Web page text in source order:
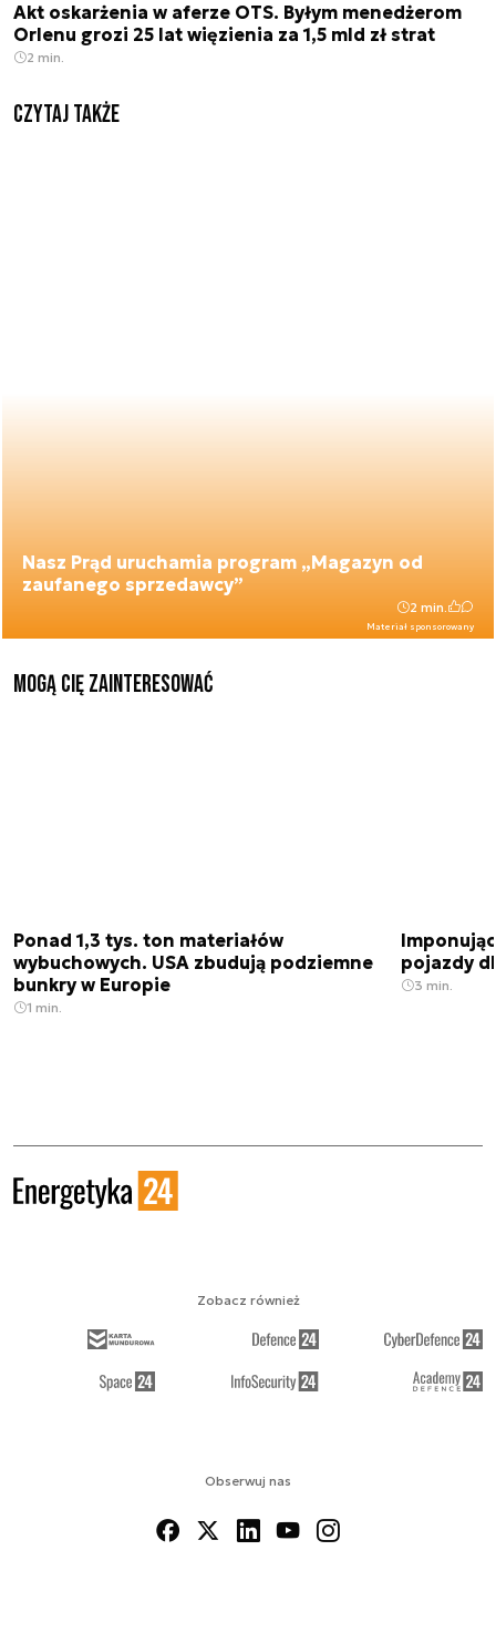
Akt oskarżenia w aferze OTS. Byłym menedżerom
Orlenu grozi 25 lat więzienia za 1,5 mld zł strat
2 min.
Czytaj także
Nasz Prąd uruchamia program „Magazyn od
zaufanego sprzedawcy”
Materiał sponsorowany
2 min.
Mogą Cię zainteresować
Ponad 1,3 tys. ton materiałów
wybuchowych. USA zbudują podziemne
bunkry w Europie
1 min.
pojazdy
3 min.
Obserwuj nas
Zobacz również